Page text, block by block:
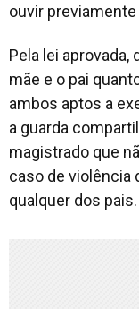
ouvir
Pela lei aprovada,
mãe e o pai
ambos aptos a
a guarda
magistrado que
caso de violência
qualquer dos pais.